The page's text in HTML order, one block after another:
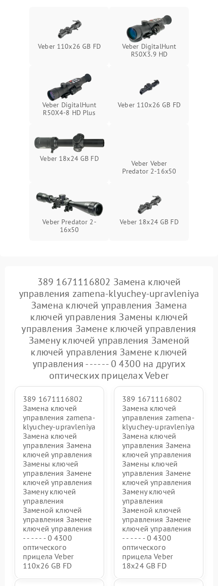
Veber 110х26 GB FD
Veber DigitalHunt
R50X3.9 HD
Veber DigitalHunt
R50X4-8 HD Plus
Veber 110x26 GB FD
Veber 18x24 GB FD
Veber Veber
Predator 2-16x50
Veber Predator 2-
16x50
Veber 18x24 GB FD
389 1671116802 Замена ключей
управления zamena-klyuchey-upravleniya
Замена ключей управления Замена
ключей управления Замены ключей
управления Замене ключей управления
Замену ключей управления Заменой
ключей управления Замене ключей
управления - - - - - - 0 4300 на других
оптических прицелах Veber
389 1671116802
Замена ключей
управления zamena-
klyuchey-upravleniya
Замена ключей
управления Замена
ключей управления
Замены ключей
управления Замене
ключей управления
Замену ключей
управления
Заменой ключей
управления Замене
ключей управления
- - - - - - 0 4300
оптического
прицела Veber
110x26 GB FD
389 1671116802
Замена ключей
управления zamena-
klyuchey-upravleniya
Замена ключей
управления Замена
ключей управления
Замены ключей
управления Замене
ключей управления
Замену ключей
управления
Заменой ключей
управления Замене
ключей управления
- - - - - - 0 4300
оптического
прицела Veber
18x24 GB FD